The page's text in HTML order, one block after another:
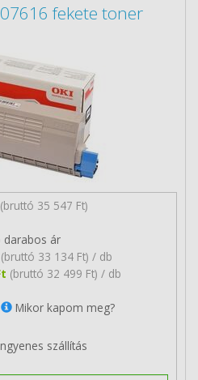
fekete toner
(bruttó 35 547 Ft)
darabos ár
(bruttó 33 134 Ft) / db
(bruttó 32 499 Ft) / db
Mikor kapom meg?
szállítás